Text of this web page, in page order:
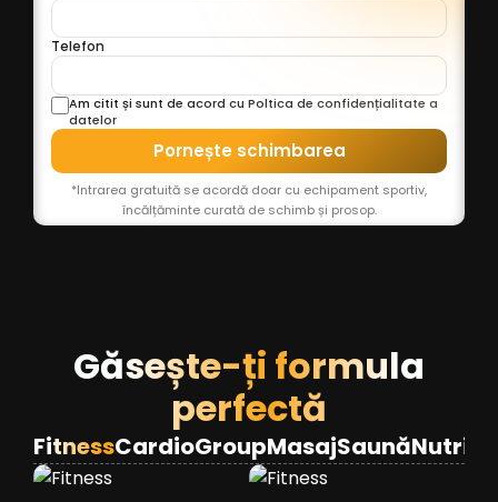
Telefon
Am citit și sunt de acord cu Poltica de confidențialitate a
datelor
Pornește schimbarea
*Intrarea gratuită se acordă doar cu echipament sportiv,
încălțăminte curată de schimb și prosop.
Găsește-ți formula
perfectă
FitnessCardioGroupMasajSaunăNutriție